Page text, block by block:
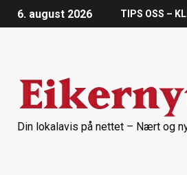
6. august 2026 TIPS OSS –
Din lokalavis på nettet – Nært og